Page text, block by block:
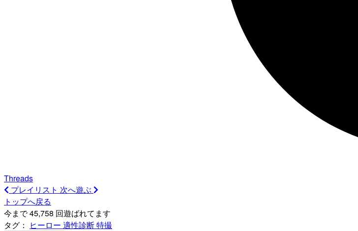
Threads
プレイリスト 次へ遊ぶ
トップへ戻る
今まで 45,758 回遊ばれてます
タグ：
ヒーロー 適性診断特撮